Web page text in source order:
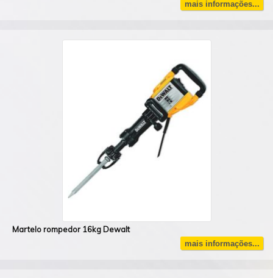
mais informações...
Martelo rompedor 16kg Dewalt
mais informações...